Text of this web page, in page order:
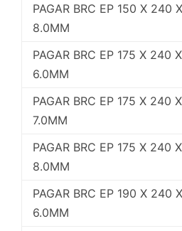
PAGAR BRC EP 150 X 240 X
8.0MM
PAGAR BRC EP 175 X 240 X
6.0MM
PAGAR BRC EP 175 X 240 X
7.0MM
PAGAR BRC EP 175 X 240 X
8.0MM
PAGAR BRC EP 190 X 240 X
6.0MM